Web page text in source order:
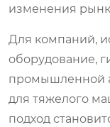
изменения
Для компаний,
оборудование,
промышленной
для тяжелого
подход